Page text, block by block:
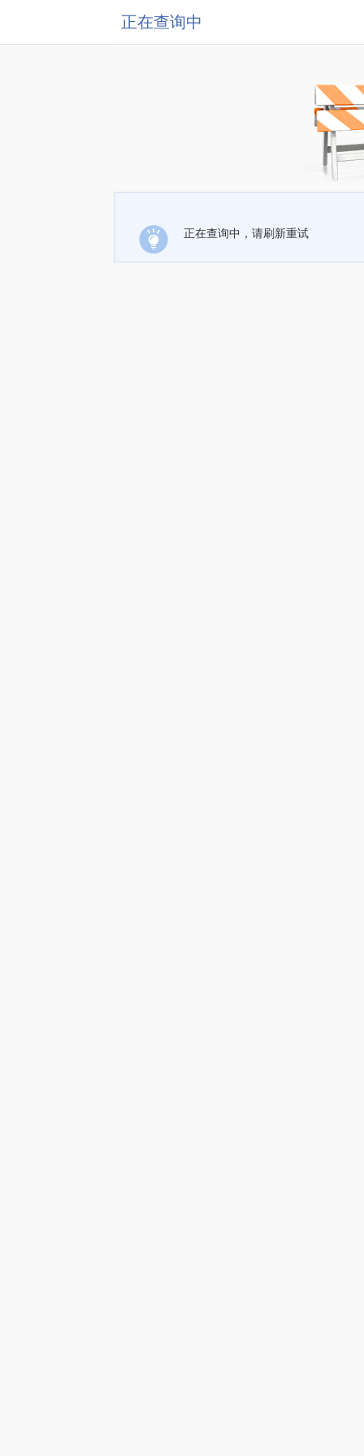
正在查询中
正在查询中，请刷新重试